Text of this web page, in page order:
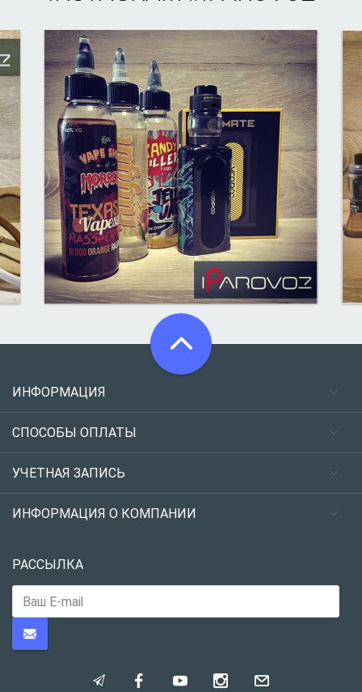
ИНФОРМАЦИЯ
СПОСОБЫ ОПЛАТЫ
УЧЕТНАЯ ЗАПИСЬ
ИНФОРМАЦИЯ О КОМПАНИИ
РАССЫЛКА